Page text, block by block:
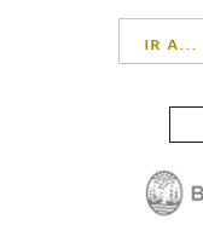
ir a...